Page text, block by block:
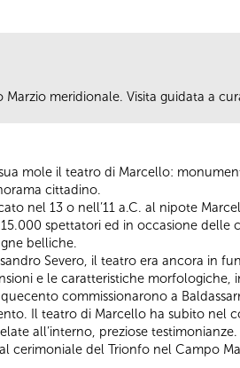
meridionale. Visita guidata a
mole il teatro di Marcello:
cittadino.
nel 13 o nell’11 a.C. al nipote
spettatori ed in occasione
belliche.
Severo, il teatro era ancora in
e le caratteristiche
commissionarono a
Il teatro di Marcello ha subito nel
all’interno, preziose testimonianze.
cerimoniale del Trionfo nel Campo